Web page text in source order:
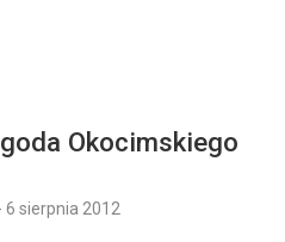
Okocimskiego
6 sierpnia 2012